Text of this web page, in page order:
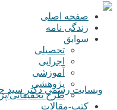
صفحه اصلی
زندگی نامه
سوابق
تحصیلی
اجرایی
آموزشی
پژوهشی
طرح تحقیقاتی/
کتب-مقالات